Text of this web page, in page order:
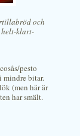
och
helt-klart-
pesto
mindre bitar.
(men här är
har smält.